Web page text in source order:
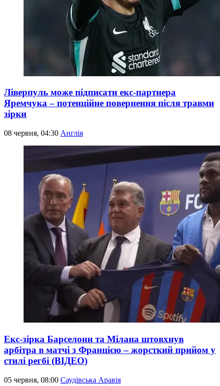
Ліверпуль може підписати екс-партнера
Яремчука – потенційне повернення після травми
зірки
08 червня, 04:30 Англія
Екс-зірка Барселони та Мілана штовхнув
арбітра в матчі з Францією – жорсткий прийом у
стилі регбі (ВІДЕО)
05 червня, 08:00 Саудівська Аравія